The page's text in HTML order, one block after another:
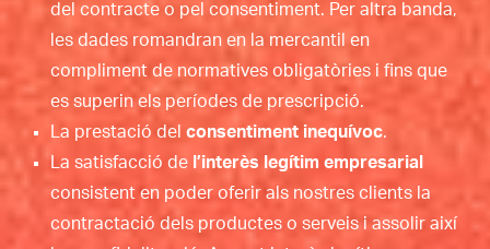
del contracte o pel consentiment. Per altra banda,
les dades romandran en la mercantil en
compliment de normatives obligatòries i fins que
es superin els períodes de prescripció.
La prestació del consentiment inequívoc.
La satisfacció de l’interès legítim empresarial
consistent en poder oferir als nostres clients la
contractació dels productes o serveis i assolir així